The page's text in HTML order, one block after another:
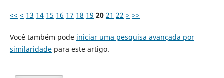
<< < 13 14 15 16 17 18 19 20 21 22 > >>
Você também pode iniciar uma pesquisa avançada por
similaridadepara este artigo.